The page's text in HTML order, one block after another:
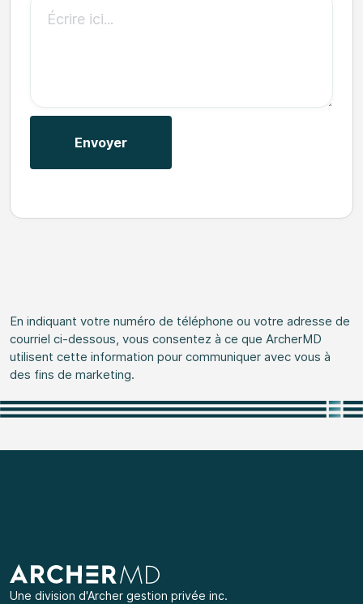
En indiquant votre numéro de téléphone ou votre adresse de
courriel ci-dessous, vous consentez à ce que ArcherMD
utilisent cette information pour communiquer avec vous à
des fins de marketing.
Une division d'Archer gestion privée inc.